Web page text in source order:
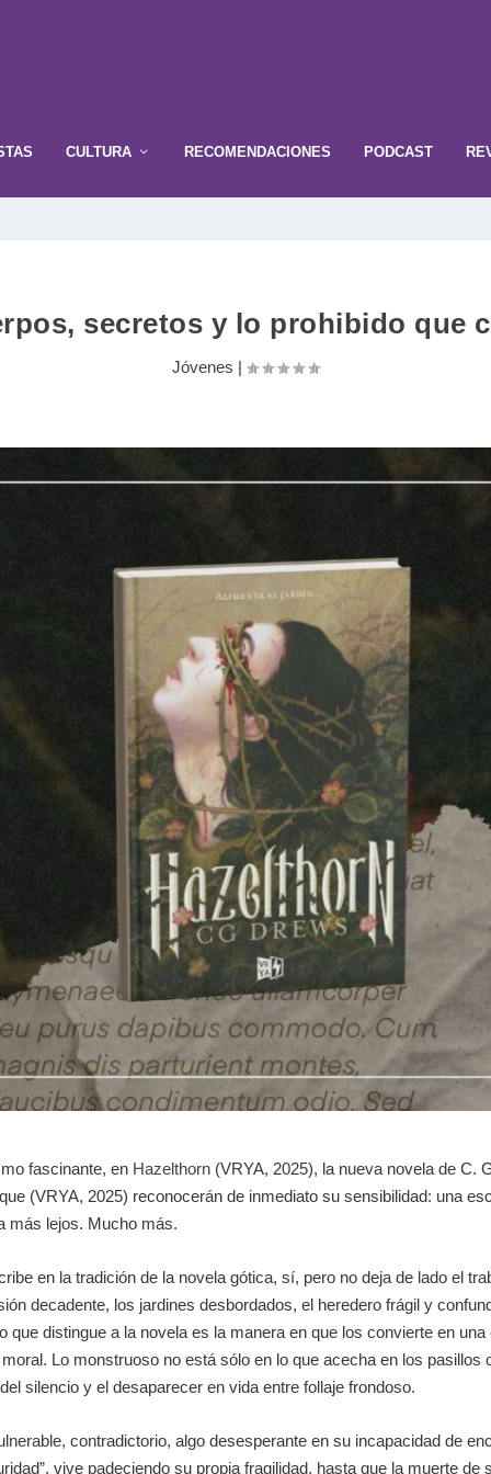
CULTURA RECOMENDACIONES PODCAST
secretos y lo prohibido que
Jóvenes |
fascinante, en Hazelthorn (VRYA, 2025), la nueva novela de C.
(VRYA, 2025) reconocerán de inmediato su sensibilidad: una
más lejos. Mucho más.
en la tradición de la novela gótica, sí, pero no deja de lado el
decadente, los jardines desbordados, el heredero frágil y
que distingue a la novela es la manera en que los convierte en
Lo monstruoso no está sólo en lo que acecha en los pasillos
silencio y el desaparecer en vida entre follaje frondoso.
contradictorio, algo desesperante en su incapacidad de
vive padeciendo su propia fragilidad, hasta que la muerte